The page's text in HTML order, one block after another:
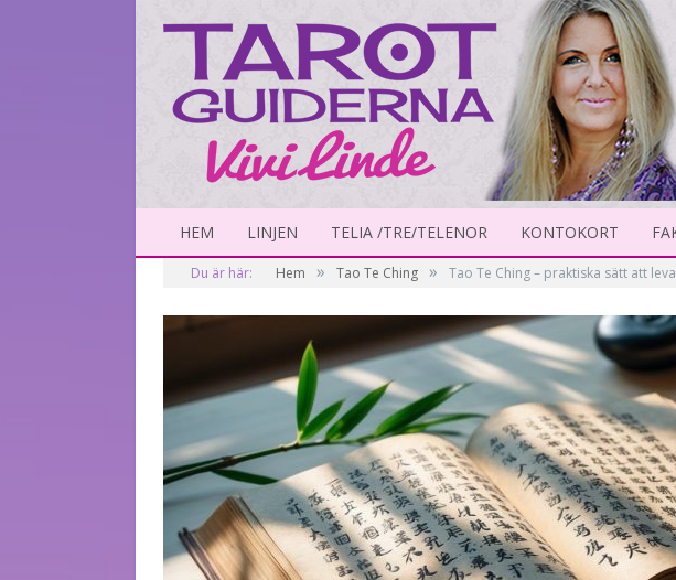
HEM LINJEN TELIA /TRE/TELENOR KONTOKORT
Du är här: Hem » Tao Te Ching » Tao Te Ching – praktiska sätt att